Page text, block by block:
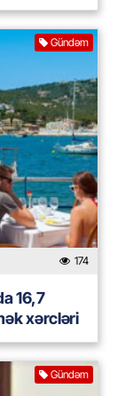
Gündəm
174
16,7
xərcləri
Gündəm